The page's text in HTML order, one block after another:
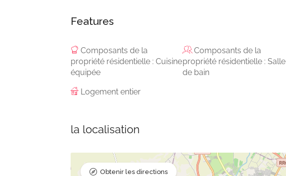
Features
Composants de la
propriété résidentielle : Cuisine
équipée
Composants de la
propriété résidentielle : Salle
de bain
Logement entier
la localisation
Obtenir les directions